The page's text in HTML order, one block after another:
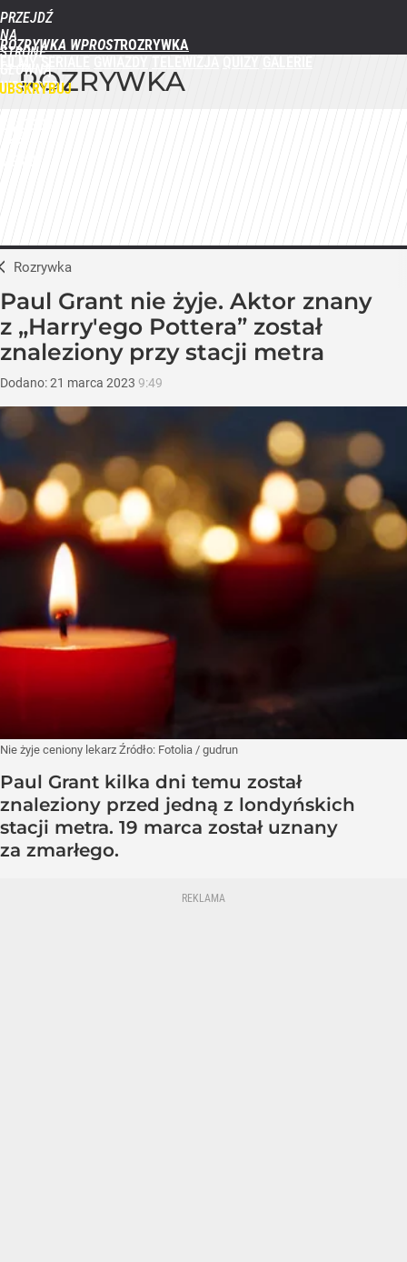
PRZEJDŹ
NA
STRONĘ
GŁÓWNĄ
WPROST.PL
ROZRYWKA WPROST
ROZRYWKA
Rozrywka
Paul Grant nie żyje. Aktor znany
z „Harry'ego Pottera” został
znaleziony przy stacji metra
Dodano:21 marca 2023 9:49
Nie żyje ceniony lekarz Źródło: Fotolia / gudrun
Paul Grant kilka dni temu został
znaleziony przed jedną z londyńskich
stacji metra. 19 marca został uznany
za zmarłego.